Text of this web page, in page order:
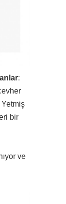
:
Yetmiş
bir
ve